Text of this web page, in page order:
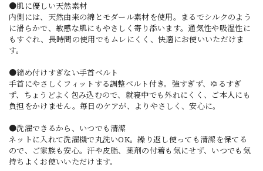
●肌に優しい天然素材
内側には、天然由来の綿とモダール素材を使用。まるでシルクのよう
に滑らかで、敏感な肌にもやさしく寄り添います。通気性や吸湿性に
もすぐれ、長時間の使用でもムレにくく、快適にお使いいただけま
す。
●締め付けすぎない手首ベルト
手首にやさしくフィットする調整ベルト付き。強すぎず、ゆるすぎ
ず、ちょうどよく包み込むので、就寝中でも外れにくく、ご本人にも
負担をかけません。毎日のケアが、よりやさしく、安心に。
●洗濯できるから、いつでも清潔
ネットに入れて洗濯機で丸洗いOK。繰り返し使っても清潔を保てる
ので、ご家族も安心。汗や皮脂、薬剤の付着も気にせず、いつでも気
持ちよくお使いいただけます。